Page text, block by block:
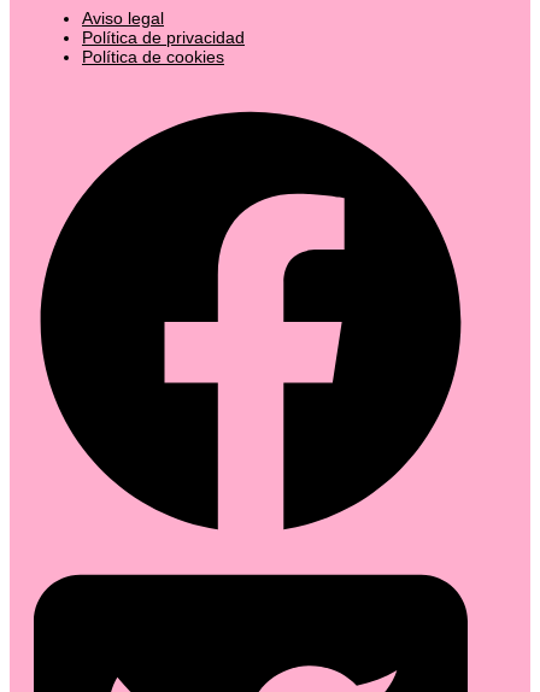
Aviso legal
Política de privacidad
Política de cookies